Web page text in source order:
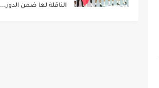
الناقلة لها ضمن الدور...